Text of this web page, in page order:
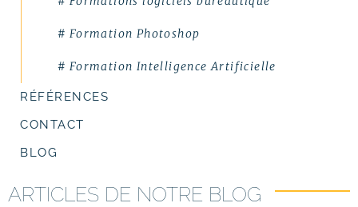
# Formation Photoshop
# Formation Intelligence Artificielle
RÉFÉRENCES
CONTACT
BLOG
ARTICLES DE NOTRE BLOG